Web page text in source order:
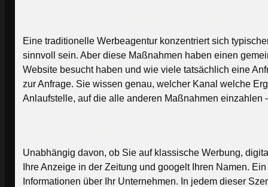
Eine traditionelle Werbeagentur konzentriert sich
sinnvoll sein. Aber diese Maßnahmen haben einen
Website besucht haben und wie viele tatsächlich eine
zur Anfrage. Sie wissen genau, welcher Kanal welche
Anlaufstelle, auf die alle anderen Maßnahmen einzahlen
Unabhängig davon, ob Sie auf klassische Werbung,
Ihre Anzeige in der Zeitung und googelt Ihren Namen.
Informationen über Ihr Unternehmen. In jedem dieser